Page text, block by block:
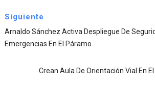
Siguiente
Arnaldo Sánchez Activa Despliegue De
Emergencias En El Páramo
Crean Aula De Orientación Vial En